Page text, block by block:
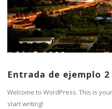
Entrada de ejemplo 2
Welcome to WordPress. This is
start writing!